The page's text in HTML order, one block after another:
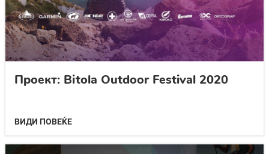
Проект: Bitola Outdoor Festival 2020
ВИДИ ПОВЕЌЕ